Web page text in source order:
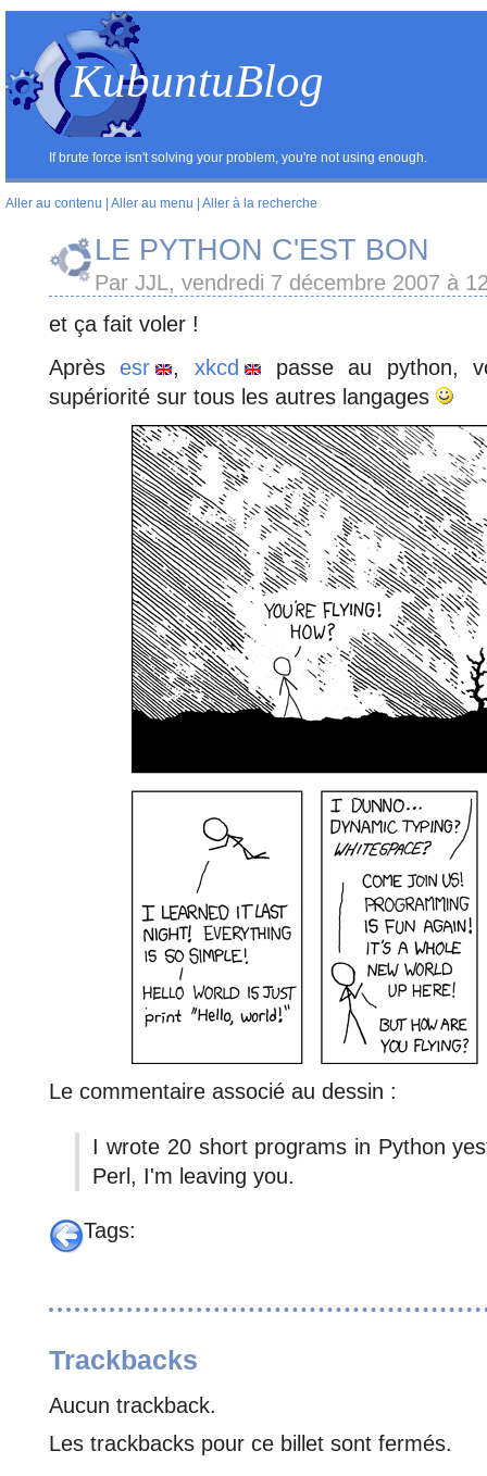
KubuntuBlog
If brute force isn't solving your problem, you're not using enough.
Aller au contenu Aller au menu Aller à la recherche
LE PYTHON C'EST BON
Par JJL, vendredi 7 décembre 2007 à
et ça fait voler !
Aprèsesr , xkcd
passe au python,
supériorité sur tous les autres langages
Le commentaire associé au dessin :
I wrote 20 short programs in Python
Perl, I'm leaving you.
Tags:
Trackbacks
Aucun trackback.
Les trackbacks pour ce billet sont fermés.